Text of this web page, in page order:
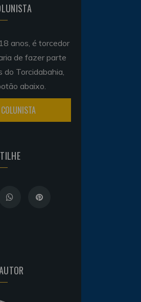
anos, é torcedor
de fazer parte
do Torcidabahia,
abaixo.